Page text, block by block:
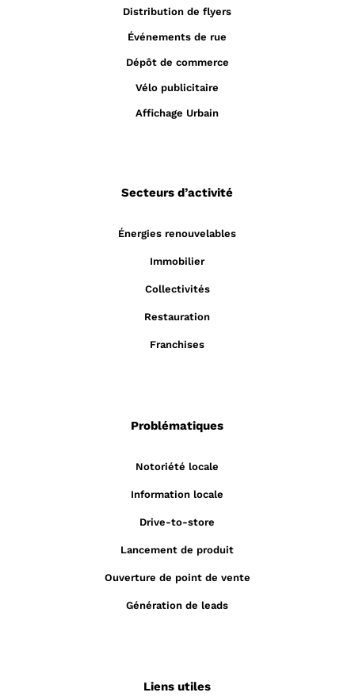
Distribution de flyers
Événements de rue
Dépôt de commerce
Vélo publicitaire
Affichage Urbain
Secteurs d’activité
Énergies renouvelables
Immobilier
Collectivités
Restauration
Franchises
Problématiques
Notoriété locale
Information locale
Drive-to-store
Lancement de produit
Ouverture de point de vente
Génération de leads
Liens utiles